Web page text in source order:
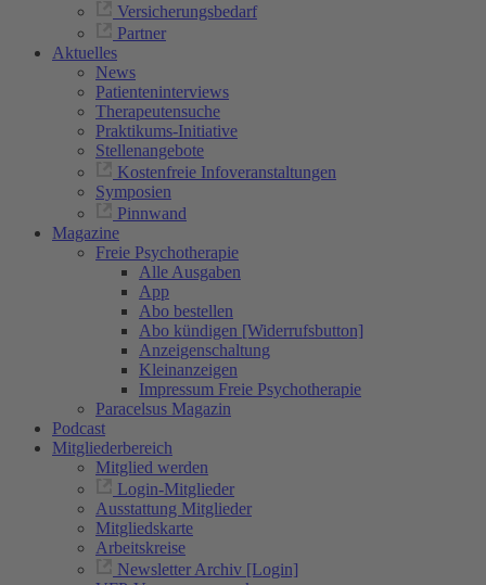
Versicherungsbedarf
Partner
Aktuelles
News
Patienteninterviews
Therapeutensuche
Praktikums-Initiative
Stellenangebote
Kostenfreie Infoveranstaltungen
Symposien
Pinnwand
Magazine
Freie Psychotherapie
Alle Ausgaben
App
Abo bestellen
Abo kündigen [Widerrufsbutton]
Anzeigenschaltung
Kleinanzeigen
Impressum Freie Psychotherapie
Paracelsus Magazin
Podcast
Mitgliederbereich
Mitglied werden
Login-Mitglieder
Ausstattung Mitglieder
Mitgliedskarte
Arbeitskreise
Newsletter Archiv [Login]